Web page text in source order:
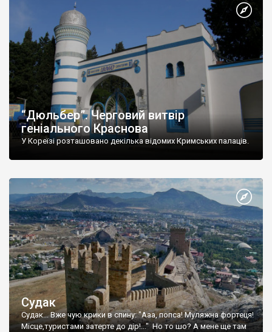
“Дюльбер”. Черговий витвір
геніального Краснова
У Кореїзі розташовано декілька відомих Кримських палаців.
Судак
Судак... Вже чую крики в спину: "Ааа, попса! Муляжна фортеця!
Місце,туристами затерте до дір!..." Но то шо? А мене ще там